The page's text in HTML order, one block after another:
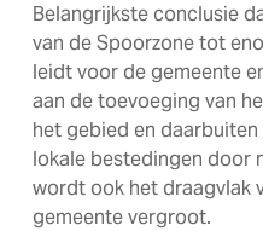
Belangrijkste conclusie
van de Spoorzone tot
leidt voor de gemeente
aan de toevoeging van
het gebied en
lokale bestedingen door
wordt ook het draagvlak
gemeente vergroot.